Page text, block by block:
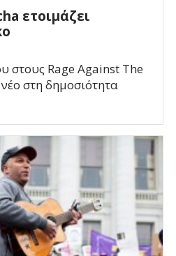
ετοιμάζει
στους Rage Against The
στη δημοσιότητα